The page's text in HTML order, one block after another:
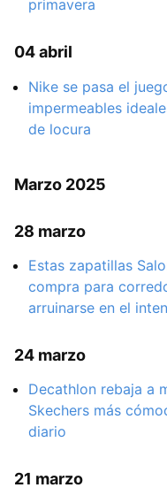
primavera
04 abril
Nike se pasa el
impermeables
de locura
Marzo 2025
28 marzo
Estas zapatillas
compra para
arruinarse en el
24 marzo
Decathlon rebaja a
Skechers más
diario
21 marzo